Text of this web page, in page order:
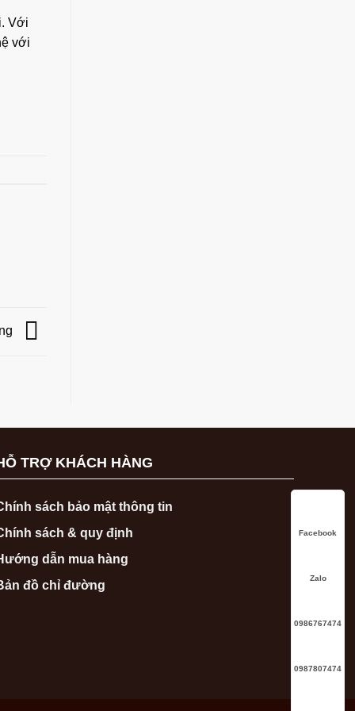
Với
với
TRỢ KHÁCH HÀNG
sách bảo mật thông tin
sách & quy định
dẫn mua hàng
đồ chỉ đường
Facebook
Zalo
0986767474
0987807474